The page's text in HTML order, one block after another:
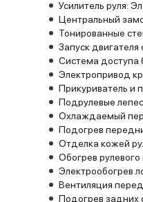
Усилитель руля:
Центральный
Тонированные
Запуск двигателя
Система доступа
Электропривод
Прикуриватель и
Подрулевые
Охлаждаемый
Подогрев
Отделка кожей
Обогрев рулевого
Электрообогрев
Вентиляция
Подогрев задних